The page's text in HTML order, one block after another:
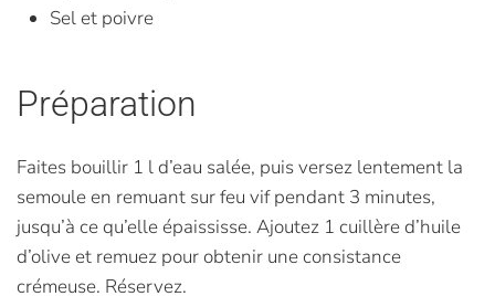
Sel et poivre
Préparation
Faites bouillir 1 l d’eau salée, puis versez lentement la
semoule en remuant sur feu vif pendant 3 minutes,
jusqu’à ce qu’elle épaississe. Ajoutez 1 cuillère d’huile
d’olive et remuez pour obtenir une consistance
crémeuse. Réservez.